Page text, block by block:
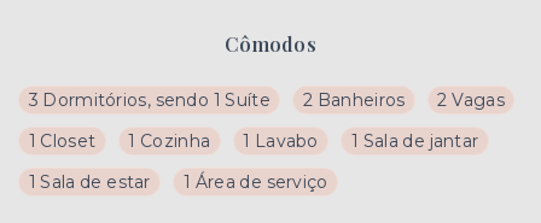
Cômodos
3 Dormitórios, sendo 1 Suíte 2 Banheiros
2 Vagas
1 Closet
1 Cozinha 1 Lavabo
1 Sala de jantar
1 Sala de estar
1 Área de serviço